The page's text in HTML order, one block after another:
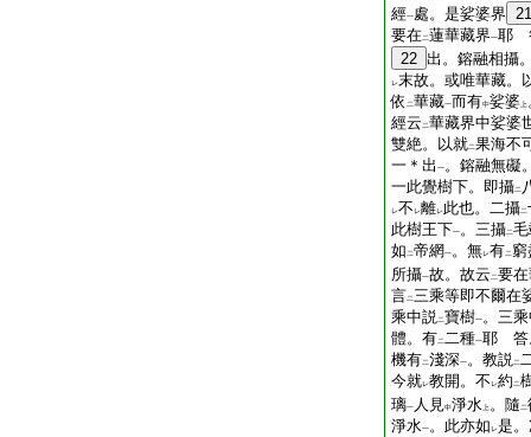
經一處。是娑婆界 21
要在二蓮華藏界一耶
22 出。鎔融相攝
レ末故。或唯華藏。
依 二華藏一而有中娑婆 上
經云 二華藏界中娑婆
雙絶。以就二果海不
一＊出 一。鎔融無礙
一此覺樹下。即攝二
レ不 レ離レ此也。二攝二
此樹王下一。三攝二
如 二帝網一。無レ有二窮
所攝一故。故云 二要
言二三乘等即不爾在
乘中説二寶樹一。三
體。有二二種一耶 答
機有二淺深一。教説二
今就レ教開。不 レ約 二
璃一 人見中淨水 上 。隨 二
淨水一。此亦如 レ是